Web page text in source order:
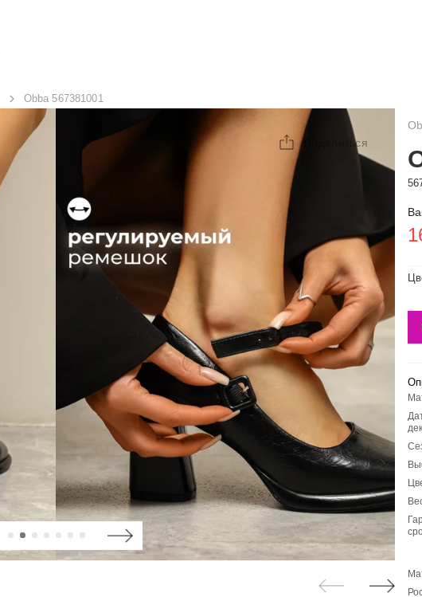
Obba 567381001
Поделиться